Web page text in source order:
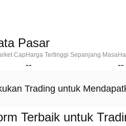
Pasar
Cap Harga Tertinggi Sepanjang Masa
-- --
Trading untuk
Terbaik untuk